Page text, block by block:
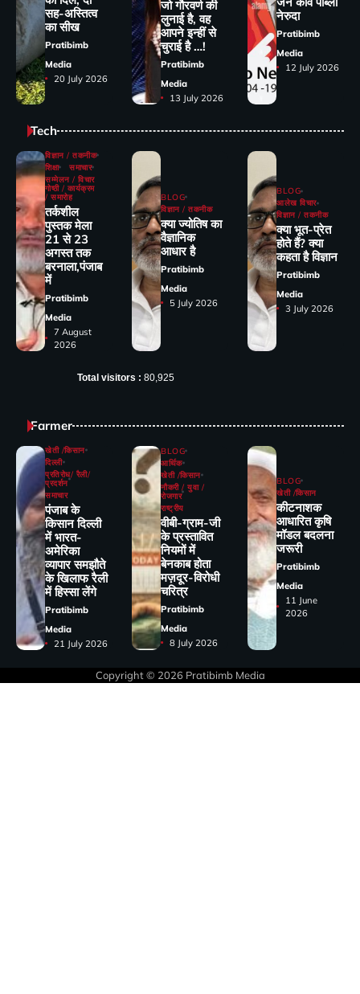
सह-अस्तित्व
का सीख
Pratibimb
Media
20 July 2026
जो गौरवर्ण की
लुनाई है, वह
आपने इन्हीं से
चुराई है …!
Pratibimb
Media
13 July 2026
नेरुदा
Pratibimb
Media
12 July 2026
Tech
विज्ञान / तकनीक
शिक्षा
समाचार
सम्मेलन / विचार
गोष्ठी / कार्यक्रम
/ समारोह
तर्कशील
पुस्तक मेला
21 से 23
अगस्त तक
बरनाला,पंजाब
में
Pratibimb
Media
7 August
2026
BLOG
विज्ञान / तकनीक
क्या ज्योतिष का
वैज्ञानिक
आधार है
Pratibimb
Media
5 July 2026
BLOG
आलेख विचार
विज्ञान / तकनीक
क्या भूत-प्रेत
होते हैं? क्या
कहता है विज्ञान
Pratibimb
Media
3 July 2026
Total visitors : 80,925
Farmer
खेती /किसान
दिल्ली
प्रतिरोध/ रैली/
प्रदर्शन
समाचार
पंजाब के
किसान दिल्ली
में भारत-
अमेरिका
व्यापार समझौते
के खिलाफ रैली
में हिस्सा लेंगे
Pratibimb
Media
21 July 2026
BLOG
आर्थिक
खेती /किसान
नौकरी / युवा /
रोजगार
राष्ट्रीय
वीबी-ग्राम-जी
के प्रस्तावित
नियमों में
बेनकाब होता
मज़दूर-विरोधी
चरित्र
Pratibimb
Media
8 July 2026
BLOG
खेती /किसान
कीटनाशक
आधारित कृषि
मॉडल बदलना
जरूरी
Pratibimb
Media
11 June
2026
Copyright © 2026 Pratibimb Media